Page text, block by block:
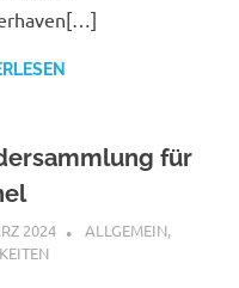
für
2024 SHAGGY
ALLGEMEIN,